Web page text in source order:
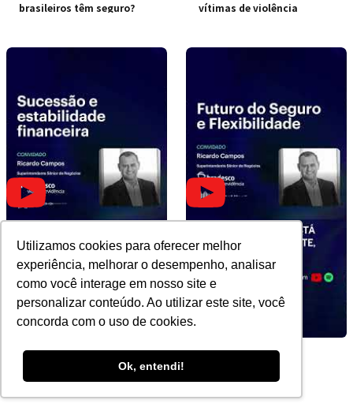
Utilizamos cookies para oferecer melhor
experiência, melhorar o desempenho, analisar
como você interage em nosso site e
personalizar conteúdo. Ao utilizar este site, você
concorda com o uso de cookies.
Ok, entendi!
brasileiros têm seguro?
vítimas de violência
Sucessão e estabilidade
Futuro do Seguro e